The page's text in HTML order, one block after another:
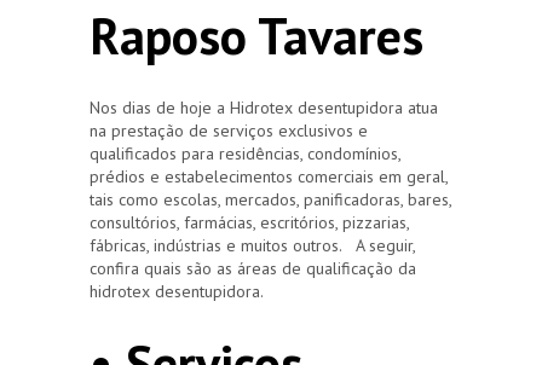
Raposo Tavares
Nos dias de hoje a Hidrotex desentupidora atua
na prestação de serviços exclusivos e
qualificados para residências, condomínios,
prédios e estabelecimentos comerciais em geral,
tais como escolas, mercados, panificadoras, bares,
consultórios, farmácias, escritórios, pizzarias,
fábricas, indústrias e muitos outros. A seguir,
confira quais são as áreas de qualificação da
hidrotex desentupidora.